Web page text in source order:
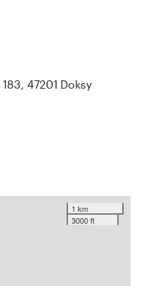
47201 Doksy
1 km
3000 ft